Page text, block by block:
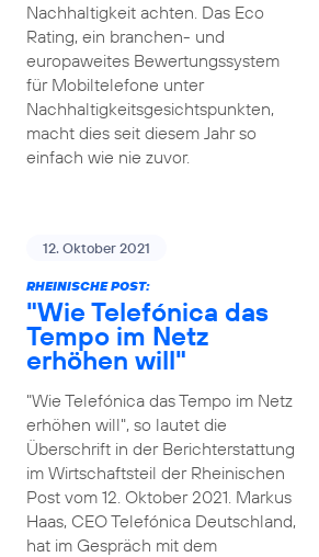
Nachhaltigkeit achten. Das Eco
Rating, ein branchen- und
europaweites Bewertungssystem
für Mobiltelefone unter
Nachhaltigkeitsgesichtspunkten,
macht dies seit diesem Jahr so
einfach wie nie zuvor.
12. Oktober 2021
RHEINISCHE POST:
"Wie Telefónica das
Tempo im Netz
erhöhen will"
"Wie Telefónica das Tempo im Netz
erhöhen will", so lautet die
Überschrift in der Berichterstattung
im Wirtschaftsteil der Rheinischen
Post vom 12. Oktober 2021. Markus
Haas, CEO Telefónica Deutschland,
hat im Gespräch mit dem